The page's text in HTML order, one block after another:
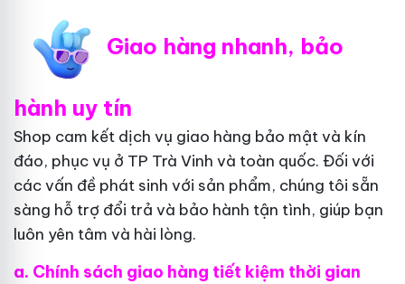
Giao hàng nhanh, bảo
hành uy tín
Shop cam kết dịch vụ giao hàng bảo mật và kín
đáo, phục vụ ở TP Trà Vinh và toàn quốc. Đối với
các vấn đề phát sinh với sản phẩm, chúng tôi sẵn
sàng hỗ trợ đổi trả và bảo hành tận tình, giúp bạn
luôn yên tâm và hài lòng.
a. Chính sách giao hàng tiết kiệm thời gian